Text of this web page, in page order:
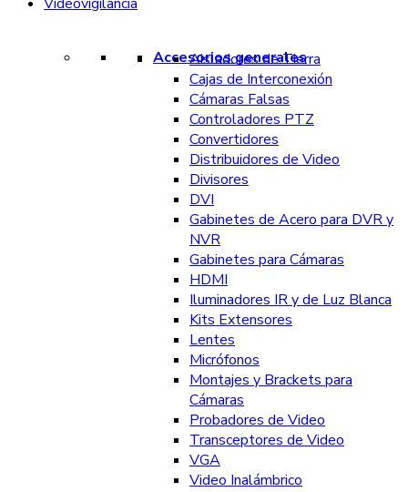
Accesorios generales
Aisladores de Tierra
Cajas de Interconexión
Cámaras Falsas
Controladores PTZ
Convertidores
Distribuidores de Video
Divisores
DVI
Gabinetes de Acero para DVR y
NVR
Gabinetes para Cámaras
HDMI
Iluminadores IR y de Luz Blanca
Kits Extensores
Lentes
Micrófonos
Montajes y Brackets para
Cámaras
Probadores de Video
Transceptores de Video
VGA
Video Inalámbrico